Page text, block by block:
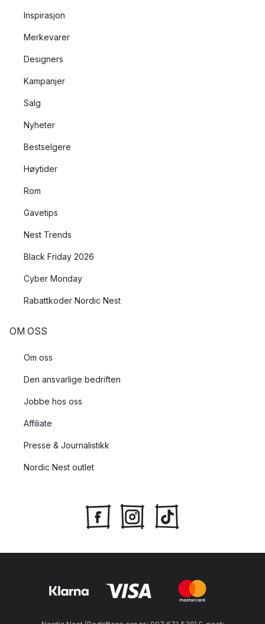
Inspirasjon
Merkevarer
Designers
Kampanjer
Salg
Nyheter
Bestselgere
Høytider
Rom
Gavetips
Nest Trends
Black Friday 2026
Cyber Monday
Rabattkoder Nordic Nest
OM OSS
Om oss
Den ansvarlige bedriften
Jobbe hos oss
Affiliate
Presse & Journalistikk
Nordic Nest outlet